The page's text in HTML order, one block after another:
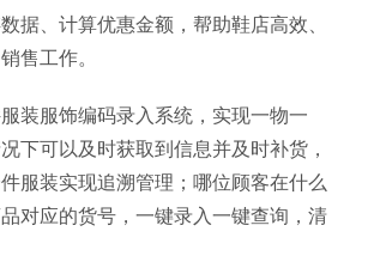
据、计算优惠金额，帮助鞋店高效、
售工作。
装服饰编码录入系统，实现一物一
下可以及时获取到信息并及时补货，
服装实现追溯管理；哪位顾客在什么
对应的货号，一键录入一键查询，清